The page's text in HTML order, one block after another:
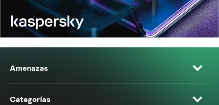
Amenazas
Categorías